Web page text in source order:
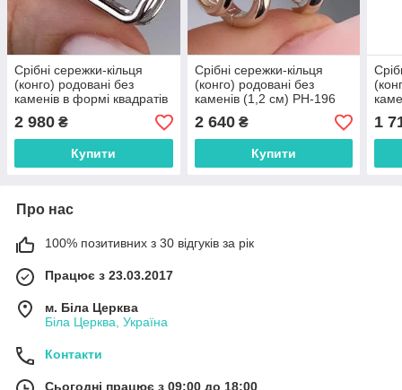
Срібні сережки-кільця
(конго) родовані без
каменів в формі квадратів
(1,2 см) РН-538
2 980 ₴
Купити
Срібні сережки-кільця
(конго) родовані без
каменів (1,2 см) РН-196
2 640₴
Купити
1
Про нас
100% позитивних з 30 відгуків за рік
Працює з 23.03.2017
м. Біла Церква
Біла Церква, Україна
Контакти
Сьогодні працює з 09:00 до 18:00